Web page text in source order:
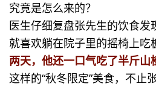
究竟是怎么来的？
医生仔细复盘张先生的饮食发
就喜欢躺在院子里的摇椅上吃
两天，他还一口气吃了半斤山
这样的“秋冬限定”美食，不止